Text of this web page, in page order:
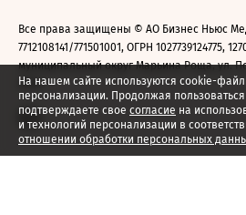
На нашем сайте используются cookie-
персонализации. Продолжая
подтверждаете свое согласие на
и технологий персонализации в
отношении обработки персональных
Все права защищены © АО Бизнес Ньюс
7712108141/771501001, ОГРН 1027739124775,
муниципальный округ Марьина Роща, ул.
2026